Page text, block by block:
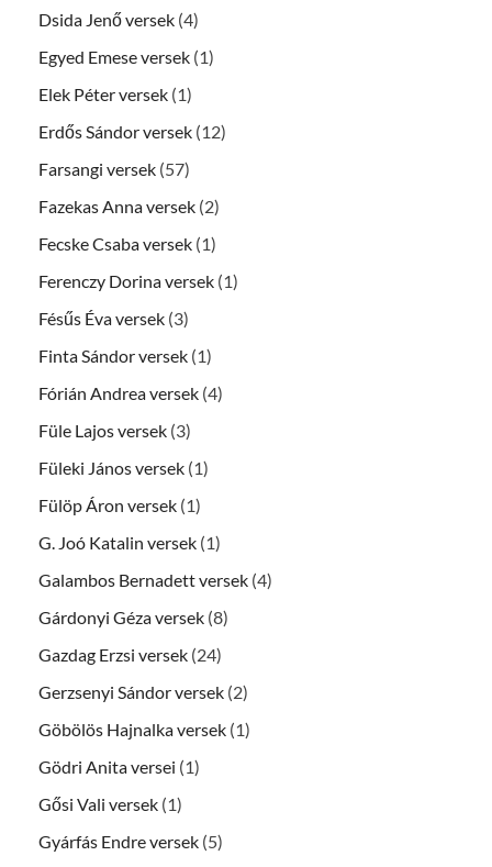
Dsida Jenő versek (4)
Egyed Emese versek (1)
Elek Péter versek (1)
Erdős Sándor versek (12)
Farsangi versek (57)
Fazekas Anna versek (2)
Fecske Csaba versek (1)
Ferenczy Dorina versek (1)
Fésűs Éva versek (3)
Finta Sándor versek (1)
Fórián Andrea versek (4)
Füle Lajos versek (3)
Füleki János versek (1)
Fülöp Áron versek (1)
G. Joó Katalin versek (1)
Galambos Bernadett versek (4)
Gárdonyi Géza versek (8)
Gazdag Erzsi versek (24)
Gerzsenyi Sándor versek (2)
Göbölös Hajnalka versek (1)
Gödri Anita versei (1)
Gősi Vali versek (1)
Gyárfás Endre versek (5)